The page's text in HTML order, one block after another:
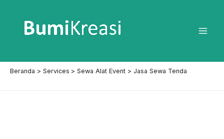
konten
Beranda Services Sewa Alat Event Jasa Sewa Tenda